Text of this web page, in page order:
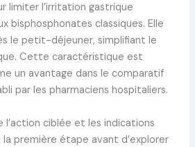
limiter l’irritation gastrique
bisphosphonates classiques. Elle
le petit-déjeuner, simplifiant le
Cette caractéristique est
un avantage dans le comparatif
par les pharmaciens hospitaliers.
l’action ciblée et les indications
première étape avant d’explorer